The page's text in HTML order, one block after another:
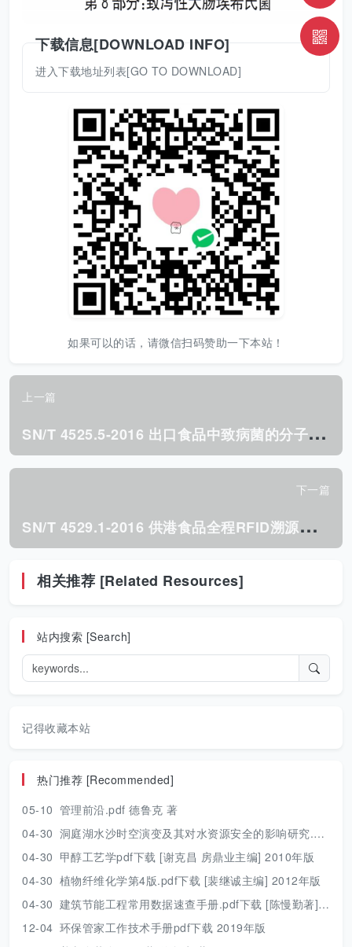
下载信息[DOWNLOAD INFO]
进入下载地址列表[GO TO DOWNLOAD]
如果可以的话，请微信扫码赞助一下本站！
上一篇
S
N/T 4525.5-2016 出口食品中致病菌的分子分型MLST 方法 第5部分:克罗诺杆菌.pdf
下一篇
S
N/T 4529.1-2016 供港食品全程RFID溯源规程 第1部分:水果.pdf
相关推荐 [Related Resources]
站内搜索 [Search]
记得收藏本站
热门推荐 [Recommended]
05-10 管理前沿.pdf 德鲁克 著
04-30 洞庭湖水沙时空演变及其对水资源安全的影响研究.pdf 胡光伟 著 2017年版
04-30 甲醇工艺学pdf下载 [谢克昌 房鼎业主编] 2010年版
04-30 植物纤维化学第4版.pdf下载 [裴继诚主编] 2012年版
04-30 建筑节能工程常用数据速查手册.pdf下载 [陈慢勤著] 2010年版
12-04 环保管家工作技术手册pdf下载 2019年版